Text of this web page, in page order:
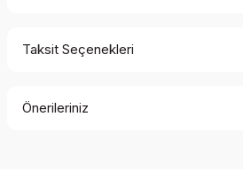
Taksit Seçenekleri
Önerileriniz